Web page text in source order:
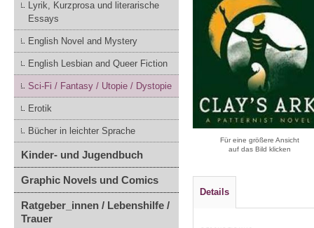
Lyrik, Kurzprosa und literarische
Essays
English Novel and Mystery
English Lesbian and Queer Fiction
Sci-Fi / Fantasy / Utopie / Dystopie
Erotik
Bücher in leichter Sprache
Kinder- und Jugendbuch
Graphic Novels und Comics
Ratgeber_innen / Lebenshilfe /
Trauer
Für eine größere Ansicht
auf das Bild klicken
Details